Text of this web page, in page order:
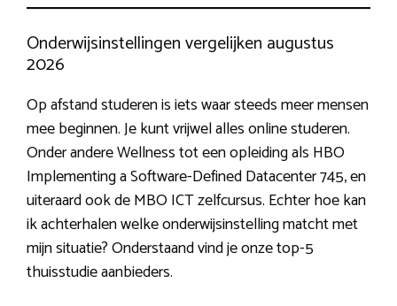
Onderwijsinstellingen vergelijken augustus
2026
Op afstand studeren is iets waar steeds meer mensen
mee beginnen. Je kunt vrijwel alles online studeren.
Onder andere Wellness tot een opleiding als HBO
Implementing a Software-Defined Datacenter 745, en
uiteraard ook de MBO ICT zelfcursus. Echter hoe kan
ik achterhalen welke onderwijsinstelling matcht met
mijn situatie? Onderstaand vind je onze top-5
thuisstudie aanbieders.